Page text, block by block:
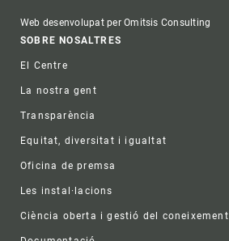
Web desenvolupat per Omitsis Consulting
Footer
SOBRE NOSALTRES
El Centre
La nostra gent
Transparència
Equitat, diversitat i igualtat
Oficina de premsa
Les instal·lacions
Ciència oberta i gestió del coneixement